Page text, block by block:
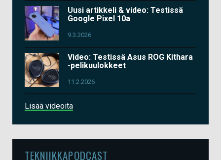
Uusi artikkeli & video: Testissä
Google Pixel 10a
9.3.2026
Video: Testissä Asus ROG Kithara
-pelikuulokkeet
11.2.2026
Lisää videoita
TEKNIIKKAPODCAST